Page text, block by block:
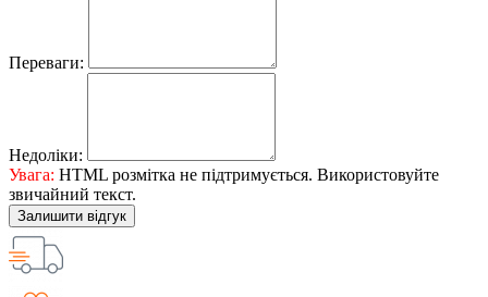
Переваги:
Недоліки:
Увага: HTML розмітка не підтримується. Використовуйте
звичайний текст.
Залишити відгук